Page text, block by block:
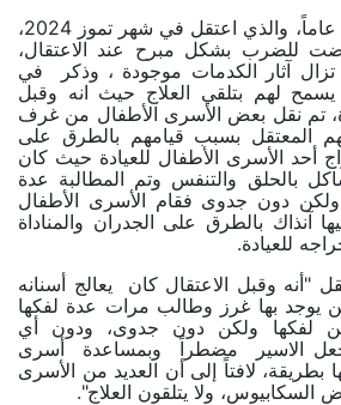
يقول الطفل ي.ح، 17 عاماً، والذي اعتقل في شهر تموز 2024،
للضرب بشكل مبرح عند الاعتقال،
تزال آثار الكدمات موجودة ، وذكر في
يسمح لهم بتلقي العلاج حيث انه وقبل
تم نقل بعض الأسرى الأطفال من غرف
المعتقل بسبب قيامهم بالطرق على
أحد الأسرى الأطفال للعيادة حيث كان
بالحلق والتنفس وتم المطالبة عدة
دون جدوى فقام الأسرى الأطفال
آنذاك بالطرق على الجدران والمناداة
للعيادة.
"أنه وقبل الاعتقال كان يعالج أسنانه
يوجد بها غرز وطالب مرات عدة لفكها
لفكها ولكن دون جدوى، ودون أي
جعل الاسير مضطراً وبمساعدة أسرى
بطريقة، لافتاً إلى أن العديد من الأسرى
السكابيوس، ولا يتلقون العلاج".